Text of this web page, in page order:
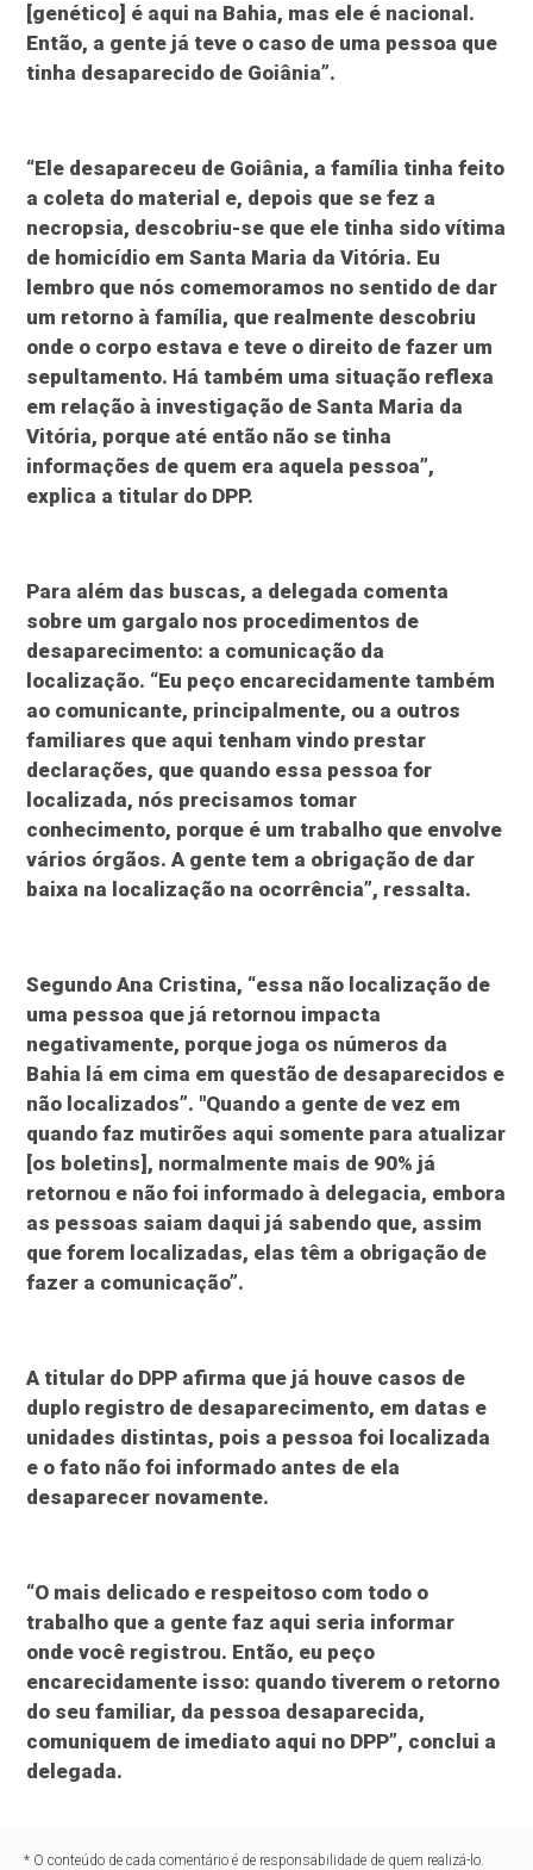
[genético] é aqui na Bahia, mas ele é nacional.
Então, a gente já teve o caso de uma pessoa que
tinha desaparecido de Goiânia”.
“Ele desapareceu de Goiânia, a família tinha feito
a coleta do material e, depois que se fez a
necropsia, descobriu-se que ele tinha sido vítima
de homicídio em Santa Maria da Vitória. Eu
lembro que nós comemoramos no sentido de dar
um retorno à família, que realmente descobriu
onde o corpo estava e teve o direito de fazer um
sepultamento. Há também uma situação reflexa
em relação à investigação de Santa Maria da
Vitória, porque até então não se tinha
informações de quem era aquela pessoa”,
explica a titular do DPP.
Para além das buscas, a delegada comenta
sobre um gargalo nos procedimentos de
desaparecimento: a comunicação da
localização. “Eu peço encarecidamente também
ao comunicante, principalmente, ou a outros
familiares que aqui tenham vindo prestar
declarações, que quando essa pessoa for
localizada, nós precisamos tomar
conhecimento, porque é um trabalho que envolve
vários órgãos. A gente tem a obrigação de dar
baixa na localização na ocorrência”, ressalta.
Segundo Ana Cristina, “essa não localização de
uma pessoa que já retornou impacta
negativamente, porque joga os números da
Bahia lá em cima em questão de desaparecidos e
não localizados”. "Quando a gente de vez em
quando faz mutirões aqui somente para atualizar
[os boletins], normalmente mais de 90% já
retornou e não foi informado à delegacia, embora
as pessoas saiam daqui já sabendo que, assim
que forem localizadas, elas têm a obrigação de
fazer a comunicação”.
A titular do DPP afirma que já houve casos de
duplo registro de desaparecimento, em datas e
unidades distintas, pois a pessoa foi localizada
e o fato não foi informado antes de ela
desaparecer novamente.
“O mais delicado e respeitoso com todo o
trabalho que a gente faz aqui seria informar
onde você registrou. Então, eu peço
encarecidamente isso: quando tiverem o retorno
do seu familiar, da pessoa desaparecida,
comuniquem de imediato aqui no DPP”, conclui a
delegada.
* O conteúdo de cada comentário é de responsabilidade de quem realizá-lo.